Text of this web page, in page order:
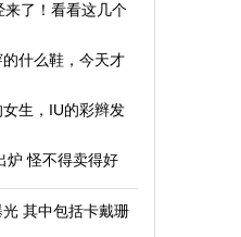
了！看看这几个
什么鞋，今天才
生，IU的彩辫发
炉 怪不得卖得好
其中包括卡戴珊